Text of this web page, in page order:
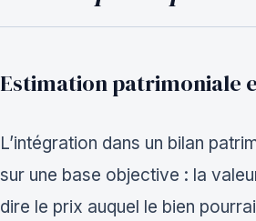
Estimation patrimoniale
L’intégration dans un bilan
sur une base objective : la
dire le prix auquel le bien